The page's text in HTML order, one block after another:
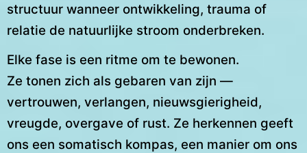
structuur wanneer ontwikkeling, trauma of
relatie de natuurlijke stroom onderbreken.
Elke fase is een ritme om te bewonen.
Ze tonen zich als gebaren van zijn —
vertrouwen, verlangen, nieuwsgierigheid,
vreugde, overgave of rust. Ze herkennen geeft
ons een somatisch kompas, een manier om ons